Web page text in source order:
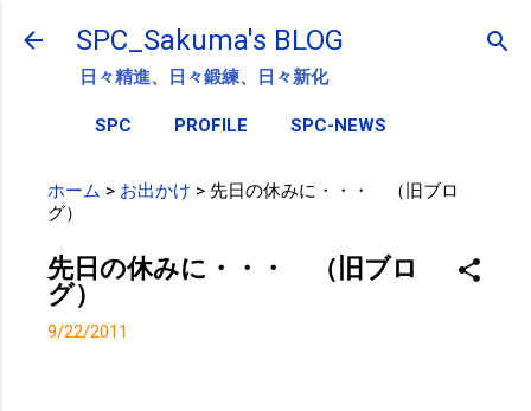
スキップしてメイン コンテンツに移動
SPC_Sakuma's BLOG
日々精進、日々鍛練、日々新化
SPC PROFILE SPC-NEWS
ホーム > お出かけ > 先日の休みに・・・ （旧ブロ
グ）
先日の休みに・・・ （旧ブロ
グ）
9/22/2011